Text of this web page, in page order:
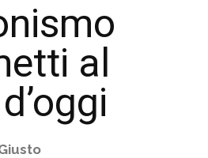
al